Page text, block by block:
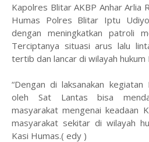
Kapolres Blitar AKBP Anhar Arlia
Humas Polres Blitar Iptu
dengan meningkatkan patroli
Terciptanya situasi arus lalu
tertib dan lancar di wilayah hukum
“Dengan di laksanakan
oleh Sat Lantas bisa
masyarakat mengenai keadaan
masyarakat sekitar di wilayah
Kasi Humas.( edy )